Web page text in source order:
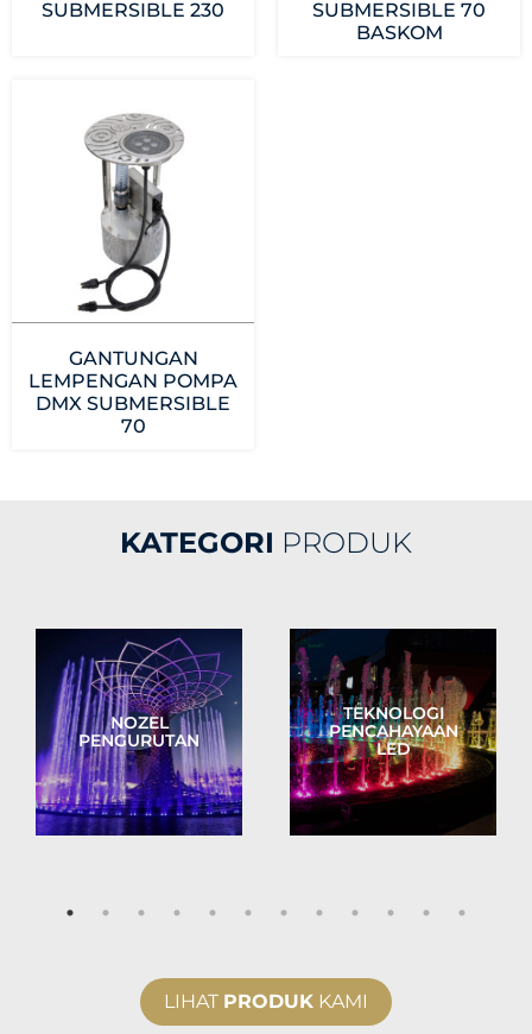
SUBMERSIBLE 230
SUBMERSIBLE 70
BASKOM
GANTUNGAN
LEMPENGAN POMPA
DMX SUBMERSIBLE
70
KATEGORI PRODUK
NOZEL
PENGURUTAN
TEKNOLOGI
PENCAHAYAAN
LED
LIHAT PRODUK KAMI